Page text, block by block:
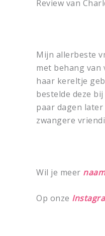
Review van
Mijn allerbeste
met behang van
haar kereltje
bestelde deze
paar dagen
zwangere
Wil je meer
Op onze